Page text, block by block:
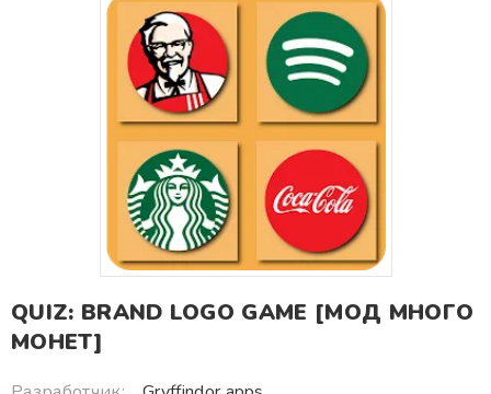
QUIZ: BRAND LOGO GAME [МОД МНОГО
МОНЕТ]